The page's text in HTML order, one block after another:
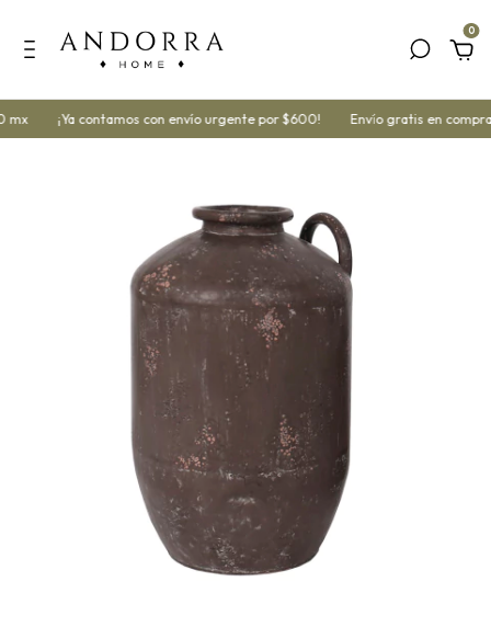
0
mx ¡Ya contamos con envío urgente por $600! Envío gratis en